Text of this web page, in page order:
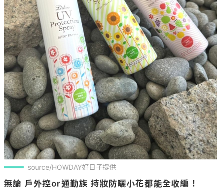
source/HOWDAY好日子提供
無論 戶外控or通勤族 持妝防曬小花都能全收編！